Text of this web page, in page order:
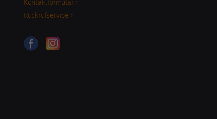
Kontaktformular ›
Rückrufservice ›